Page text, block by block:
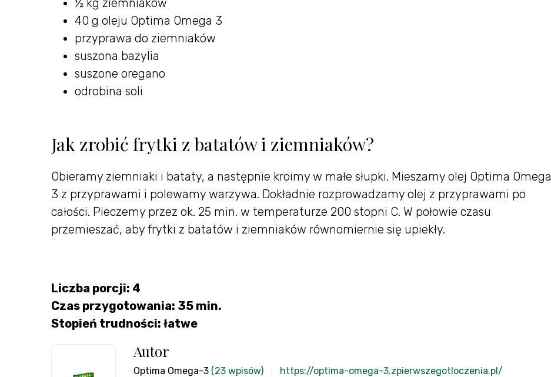
½ kg ziemniaków
40 g oleju Optima Omega 3
przyprawa do ziemniaków
suszona bazylia
suszone oregano
odrobina soli
Jak zrobić frytki z batatów i ziemniaków?
Obieramy ziemniaki i bataty, a następnie kroimy w małe słupki. Mieszamy olej Optima Omega
3 z przyprawami i polewamy warzywa. Dokładnie rozprowadzamy olej z przyprawami po
całości. Pieczemy przez ok. 25 min. w temperaturze 200 stopni C. W połowie czasu
przemieszać, aby frytki z batatów i ziemniaków równomiernie się upiekły.
Liczba porcji: 4
Czas przygotowania: 35 min.
Stopień trudności: łatwe
Autor
Optima Omega-3 (23 wpisów) https://optima-omega-3.zpierwszegotloczenia.pl/